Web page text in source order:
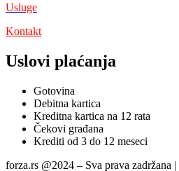
Usluge
Kontakt
Uslovi plaćanja
Gotovina
Debitna kartica
Kreditna kartica na 12 rata
Čekovi građana
Krediti od 3 do 12 meseci
forza.rs @2024 – Sva prava zadržana |